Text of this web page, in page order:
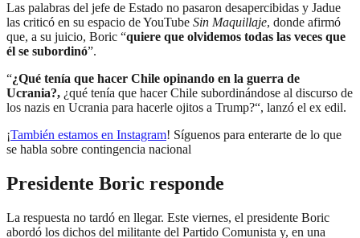
Las palabras del jefe de Estado no pasaron desapercibidas y Jadue
las criticó en su espacio de YouTube Sin Maquillaje, donde afirmó
que, a su juicio, Boric “quiere que olvidemos todas las veces que
él se subordinó”.
“¿Qué tenía que hacer Chile opinando en la guerra de
Ucrania?, ¿qué tenía que hacer Chile subordinándose al discurso de
los nazis en Ucrania para hacerle ojitos a Trump?“, lanzó el ex edil.
¡También estamos en Instagram! Síguenos para enterarte de lo que
se habla sobre contingencia nacional
Presidente Boric responde
La respuesta no tardó en llegar. Este viernes, el presidente Boric
abordó los dichos del militante del Partido Comunista y, en una